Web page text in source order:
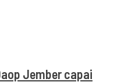
Jember capai